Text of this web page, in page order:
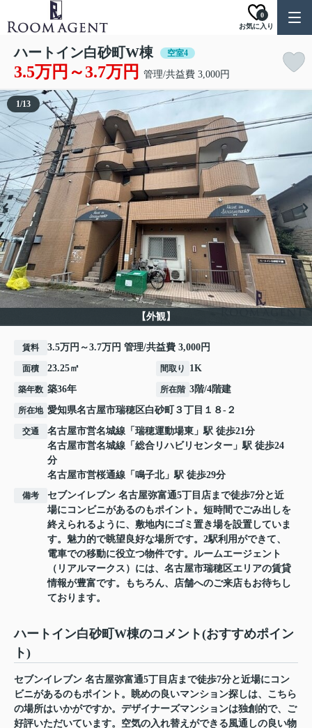
お気に入り
0
ハートイン白砂町W棟 空室4
3.5万円～3.7万円 管理/共益費 3,000円
【外観】
1/13
賃料 3.5万円～3.7万円 管理/共益費 3,000円
面積 23.25㎡ 間取り 1K
築年数 築36年 所在階 3階/4階建
所在地 愛知県名古屋市瑞穂区白砂町 ３丁目１８-２
交通 名古屋市営名城線 「 瑞穂運動場東 」駅 徒歩21分
名古屋市営名城線 「 総合リハビリセンター 」駅 徒歩24
分
名古屋市営桜通線 「 鳴子北」駅 徒歩29分
備考
セブンイレブン 名古屋弥富通5丁目店まで徒歩7分と近
場にコンビニがあるのもポイント。短時間でごみ出しを
終えられるように、敷地内にゴミ置き場を設置していま
す。魅力的で眺望良好な場所です。2駅利用ができて、
電車での移動に役立つ物件です。ルームエージェント
（リアルマークス）には、名古屋市瑞穂区エリアの賃貸
情報が豊富です。もちろん、店舗へのご来店もお待ちし
ております。
ハートイン白砂町W棟のコメント(おすすめポイン
ト)
セブンイレブン 名古屋弥富通5丁目店まで徒歩7分と近場にコン
ビニがあるのもポイント。眺めの良いマンション探しは、こちら
の場所はいかがですか。デザイナーズマンションは独創的で、ご
好評いただいています。空気の入れ替えができる風通しの良い物